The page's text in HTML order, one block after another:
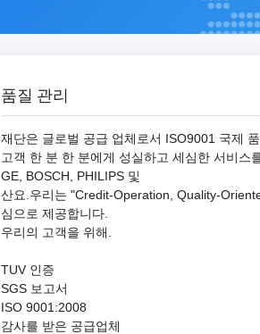
품질 관리
재단은 글로벌 공급 업체로서 ISO9001 국제
고객 한 분 한 분에게 성실하고 세심한 서비스
GE, BOSCH, PHILIPS 및
산요.우리는 "Credit-Operation, Quality-
심으로 제공합니다.
우리의 고객을 위해.
TUV 인증
SGS 보고서
ISO 9001:2008
감사를 받은 공급업체